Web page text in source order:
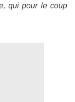
qui pour le coup